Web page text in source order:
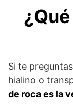
Si te
hialino o
de roca es la